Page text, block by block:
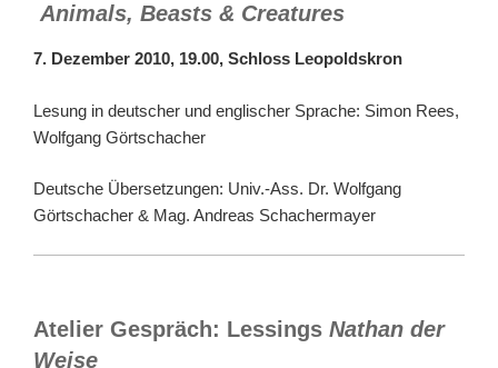
Animals, Beasts & Creatures
7. Dezember 2010, 19.00, Schloss Leopoldskron
Lesung in deutscher und englischer Sprache: Simon Rees,
Wolfgang Görtschacher
Deutsche Übersetzungen: Univ.-Ass. Dr. Wolfgang
Görtschacher & Mag. Andreas Schachermayer
Atelier Gespräch: Lessings Nathan der
Weise